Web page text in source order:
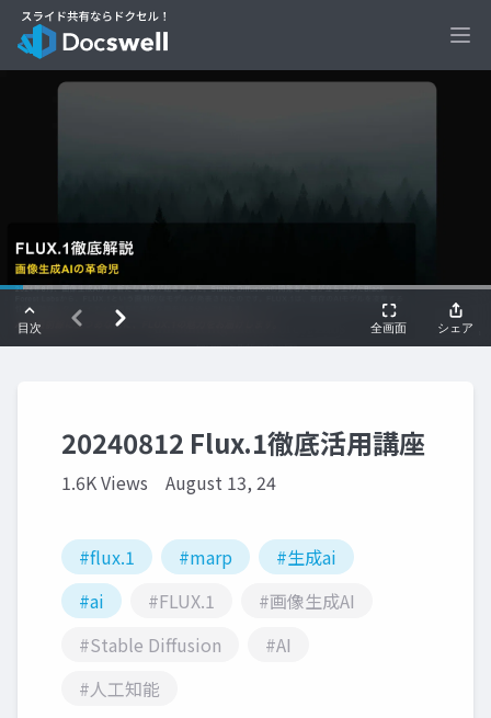
20240812 Flux.1徹底活用講座
1.6K Views August 13, 24
#flux.1 #marp
#生成ai
#ai
#FLUX.1
#画像生成AI
#Stable Diffusion
#AI
#人工知能